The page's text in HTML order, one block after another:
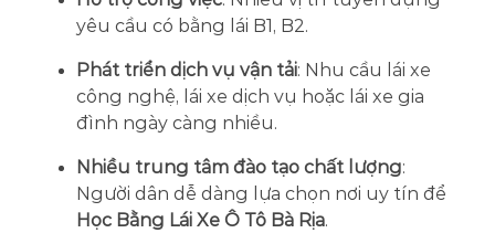
yêu cầu có bằng lái B1, B2.
Phát triển dịch vụ vận tải: Nhu cầu lái xe
công nghệ, lái xe dịch vụ hoặc lái xe gia
đình ngày càng nhiều.
Nhiều trung tâm đào tạo chất lượng:
Người dân dễ dàng lựa chọn nơi uy tín để
Học Bằng Lái Xe Ô Tô Bà Rịa.